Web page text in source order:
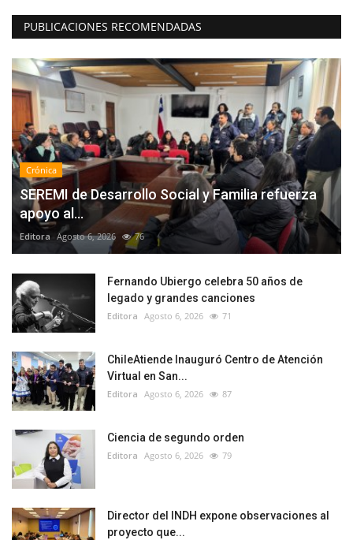
PUBLICACIONES RECOMENDADAS
Crónica
SEREMI de Desarrollo Social y Familia refuerza
apoyo al...
Editora Agosto 6, 2026 76
Fernando Ubiergo celebra 50 años de
legado y grandes canciones
Editora Agosto 6, 2026 71
ChileAtiende Inauguró Centro de Atención
Virtual en San...
Editora Agosto 6, 2026 87
Ciencia de segundo orden
Editora Agosto 6, 2026 79
Director del INDH expone observaciones al
proyecto que...